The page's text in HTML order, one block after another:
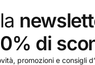
di agevolare
corto di legno
di
promozioni e consigli